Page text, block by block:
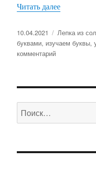
Читать далее
Опубликовано
10.04.2021 Рубрики
Лепка из
буквами, изучаем буквы,
комментарий
с
ребёнка
возраста
Искать: